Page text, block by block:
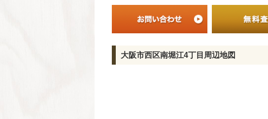
大阪市西区南堀江4丁目周辺地図